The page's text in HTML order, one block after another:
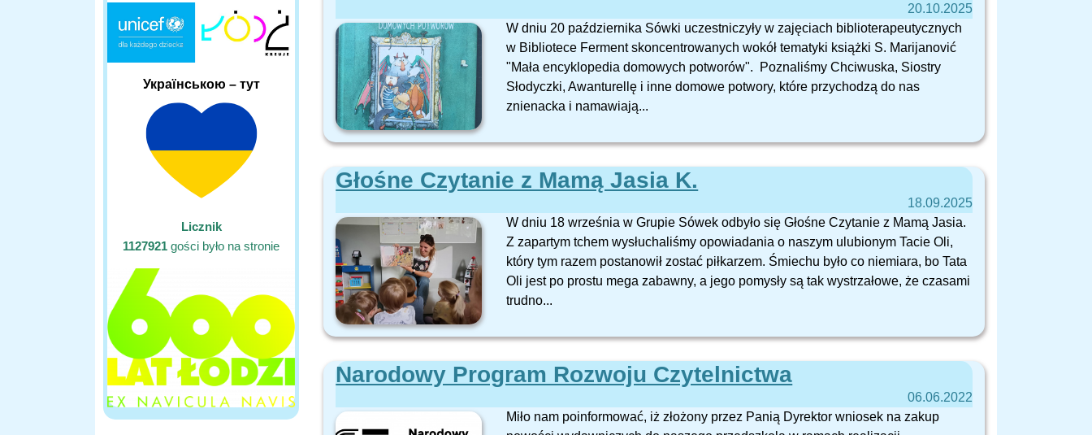
Українською – тут
Licznik
1127921 gości było na stronie
20.10.2025
W dniu 20 października Sówki uczestniczyły w zajęciach biblioterapeutycznych
w Bibliotece Ferment skoncentrowanych wokół tematyki książki S. Marijanović
"Mała encyklopedia domowych potworów". Poznaliśmy Chciwuska, Siostry
Słodyczki, Awanturellę i inne domowe potwory, które przychodzą do nas
znienacka i namawiają...
Głośne Czytanie z Mamą Jasia K.
18.09.2025
W dniu 18 września w Grupie Sówek odbyło się Głośne Czytanie z Mamą Jasia.
Z zapartym tchem wysłuchaliśmy opowiadania o naszym ulubionym Tacie Oli,
który tym razem postanowił zostać piłkarzem. Śmiechu było co niemiara, bo Tata
Oli jest po prostu mega zabawny, a jego pomysły są tak wystrzałowe, że czasami
trudno...
Narodowy Program Rozwoju Czytelnictwa
06.06.2022
Miło nam poinformować, iż złożony przez Panią Dyrektor wniosek na zakup